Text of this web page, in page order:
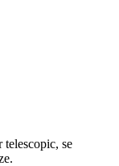
telescopic, se